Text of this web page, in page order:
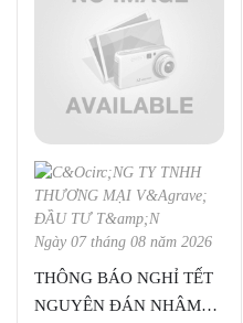
Ngày 07 tháng 08 năm 2026
THÔNG BÁO NGHỈ TẾT
NGUYÊN ĐÁN NHÂM